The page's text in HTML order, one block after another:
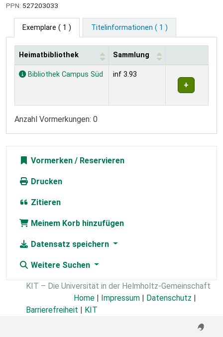
PPN: 527203033
Exemplare ( 1 ) Titelinformationen ( 1 )
Exemplare
Heimatbibliothek Sammlung
Bibliothek Campus Süd inf 3.93
Anzahl Vormerkungen: 0
Vormerken
Drucken
Zitieren
Meinem Korb hinzufügen
Datensatz speichern
Weitere Suchen
KIT – Die Universität in der Helmholtz-Gemeinschaft
Home | Impressum | Datenschutz |
Barrierefreiheit | KIT